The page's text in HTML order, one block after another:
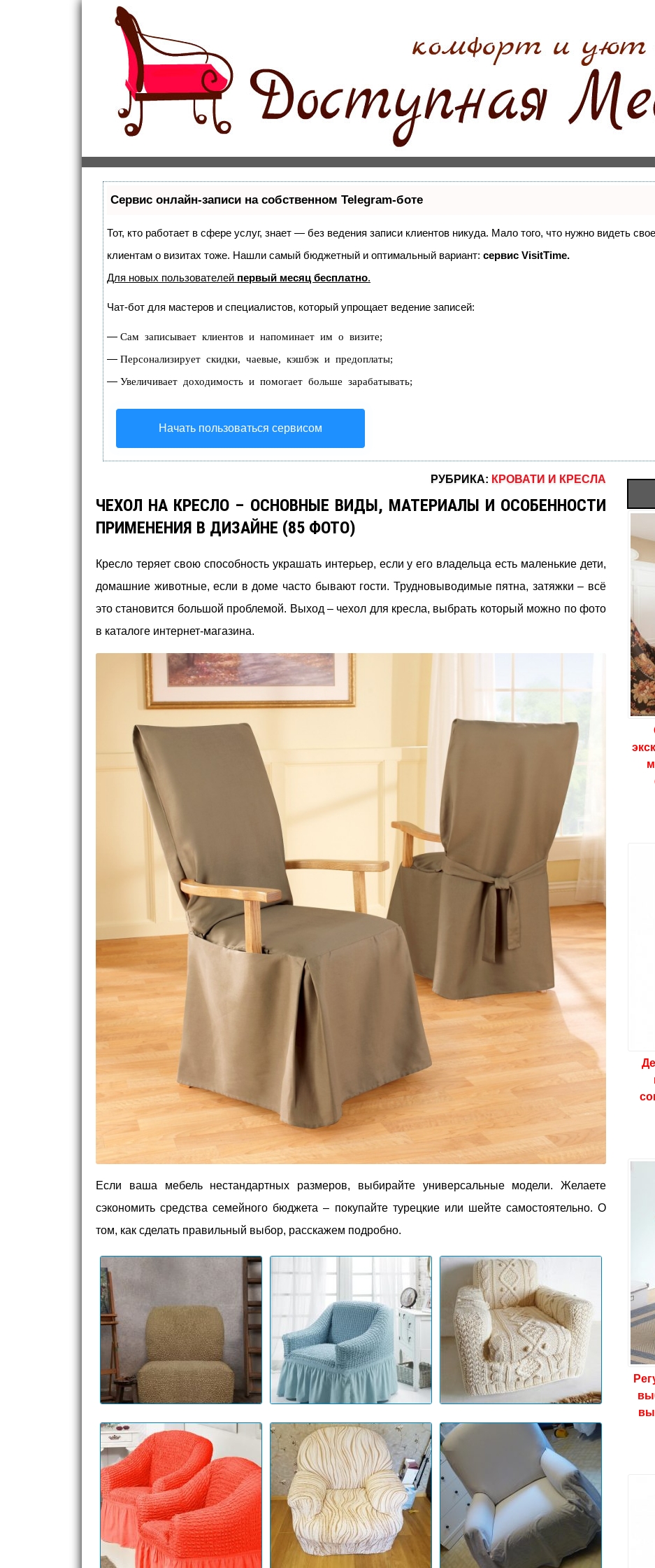
Сервис онлайн-записи на собственном Telegram-боте
Тот, кто работает в сфере услуг, знает — без ведения записи клиентов никуда. Мало того, что нужно видеть
клиентам о визитах тоже. Нашли самый бюджетный и оптимальный вариант: сервис VisitTime.
Для новых пользователей первый месяц бесплатно.
Чат-бот для мастеров и специалистов, который упрощает ведение записей:
— Сам записывает клиентов и напоминает им о визите;
— Персонализирует скидки, чаевые, кэшбэк и предоплаты;
— Увеличивает доходимость и помогает больше зарабатывать;
Начать пользоваться сервисом
РУБРИКА: КРОВАТИ И КРЕСЛА
ЧЕХОЛ НА КРЕСЛО – ОСНОВНЫЕ ВИДЫ, МАТЕРИАЛЫ И ОСОБЕННОСТИ
ПРИМЕНЕНИЯ В ДИЗАЙНЕ (85 ФОТО)
Кресло теряет свою способность украшать интерьер, если у его владельца есть маленькие дети,
домашние животные, если в доме часто бывают гости. Трудновыводимые пятна, затяжки – всё
это становится большой проблемой. Выход – чехол для кресла, выбрать который можно по фото
в каталоге интернет-магазина.
Если ваша мебель нестандартных размеров, выбирайте универсальные модели. Желаете
сэкономить средства семейного бюджета – покупайте турецкие или шейте самостоятельно. О
том, как сделать правильный выбор, расскажем подробно.